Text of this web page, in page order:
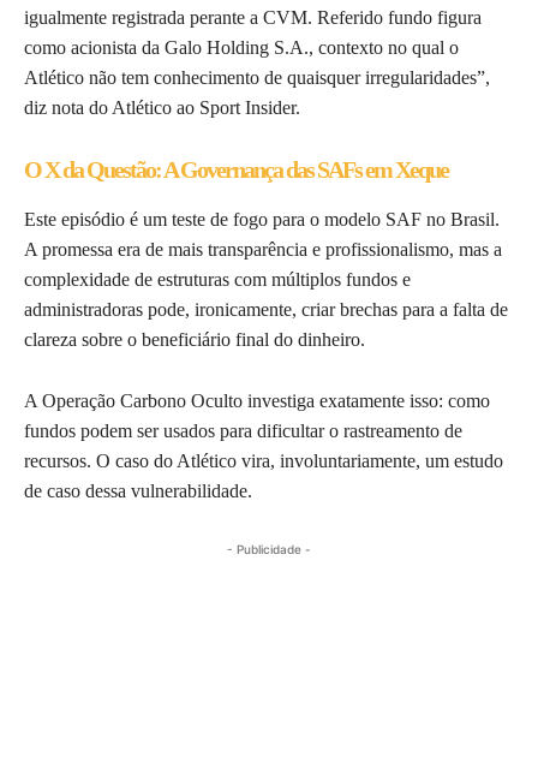
igualmente registrada perante a CVM. Referido fundo figura
como acionista da Galo Holding S.A., contexto no qual o
Atlético não tem conhecimento de quaisquer irregularidades”,
diz nota do Atlético ao Sport Insider.
O X da Questão: A Governança das SAFs em Xeque
Este episódio é um teste de fogo para o modelo SAF no Brasil.
A promessa era de mais transparência e profissionalismo, mas a
complexidade de estruturas com múltiplos fundos e
administradoras pode, ironicamente, criar brechas para a falta de
clareza sobre o beneficiário final do dinheiro.
A Operação Carbono Oculto investiga exatamente isso: como
fundos podem ser usados para dificultar o rastreamento de
recursos. O caso do Atlético vira, involuntariamente, um estudo
de caso dessa vulnerabilidade.
- Publicidade -